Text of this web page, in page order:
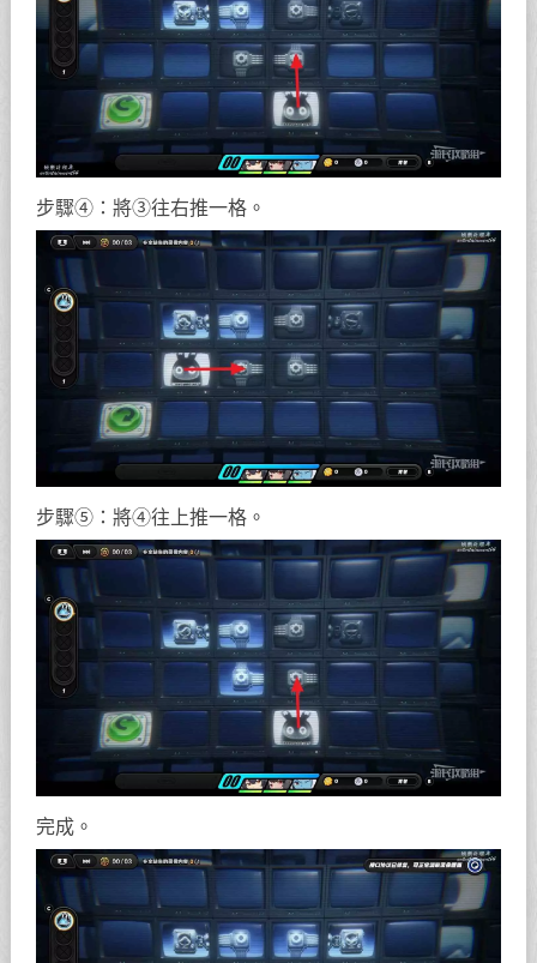
步驟④：將③往右推一格。
步驟⑤：將④往上推一格。
完成。